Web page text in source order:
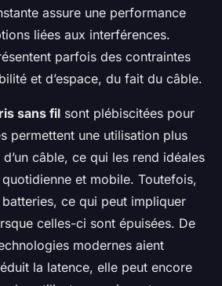
assure une performance
liées aux interférences.
parfois des contraintes
et d’espace, du fait du câble.
sans fil sont plébiscitées pour
permettent une utilisation plus
d’un câble, ce qui les rend idéales
et mobile. Toutefois,
ce qui peut impliquer
celles-ci sont épuisées. De
modernes aient
la latence, elle peut encore